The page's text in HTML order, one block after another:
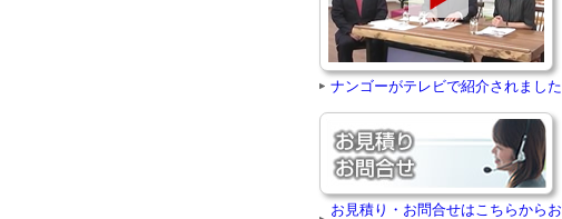
ナンゴーがテレビで紹介されました
お見積り・お問合せはこちらからお